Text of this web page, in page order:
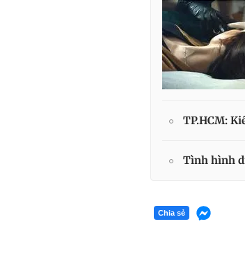
TP.HCM:
Tình hình
Chia sẻ